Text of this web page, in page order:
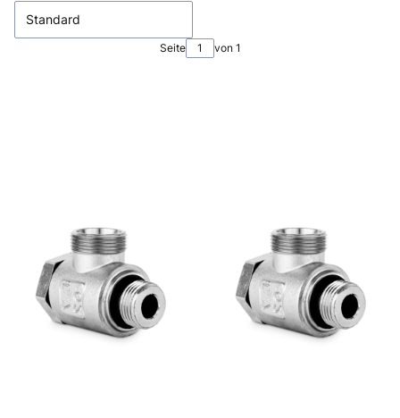
Standard
Seite von 1